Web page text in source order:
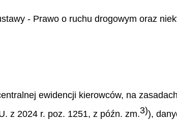
- Prawo o ruchu drogowym oraz
ewidencji kierowców, na
z 2024 r. poz. 1251, z późn. zm.3)),